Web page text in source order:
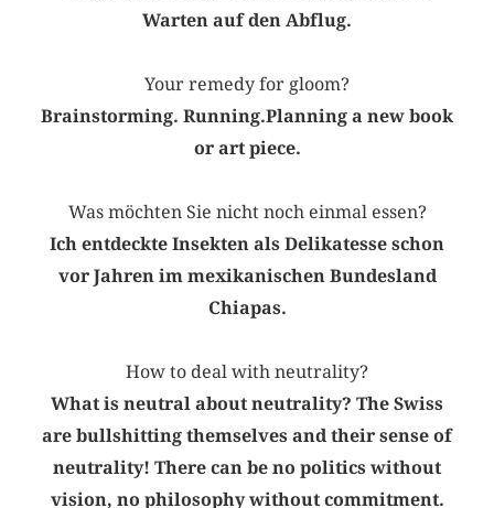
Warten auf den Abflug.
Your remedy for gloom?
Brainstorming. Running.Planning a new book
or art piece.
Was möchten Sie nicht noch einmal essen?
Ich entdeckte Insekten als Delikatesse schon
vor Jahren im mexikanischen Bundesland
Chiapas.
How to deal with neutrality?
What is neutral about neutrality? The Swiss
are bullshitting themselves and their sense of
neutrality! There can be no politics without
vision, no philosophy without commitment.